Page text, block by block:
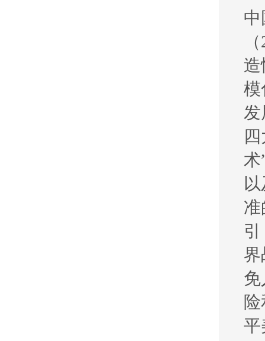
中
模
发
术
平